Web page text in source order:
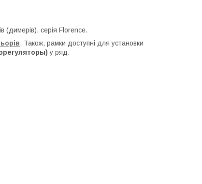
(димерів), серія Florence.
. Також, рамки доступні для установки
у ряд.